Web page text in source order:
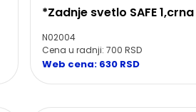
*Zadnje svetlo SAFE 1,crna
N02004
Cena u radnji: 700 RSD
Web cena: 630 RSD